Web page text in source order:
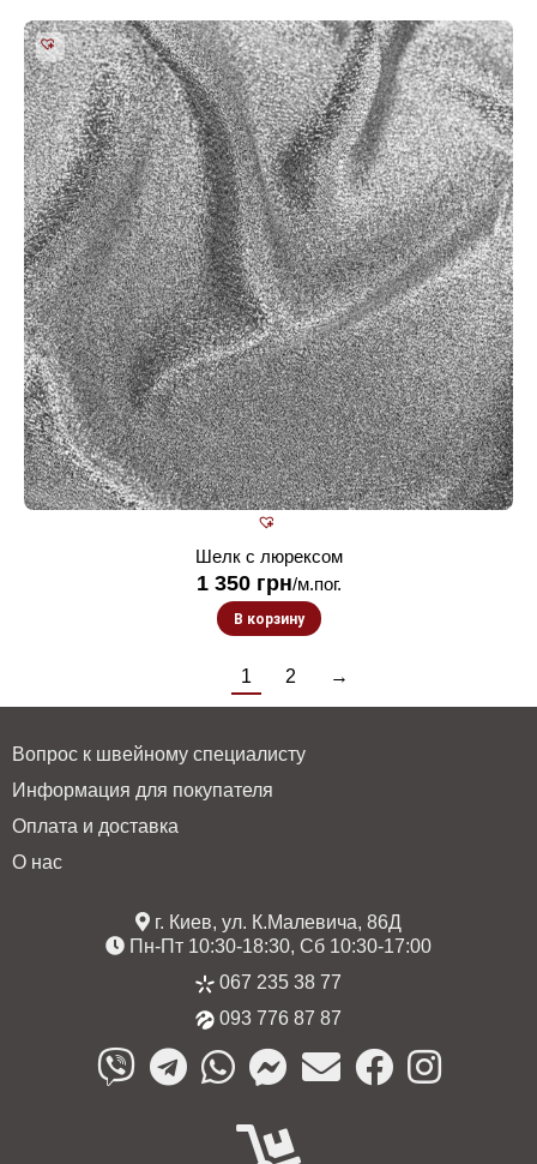
Шелк с люрексом
1 350 грн/м.пог.
В корзину
1 2 →
Вопрос к швейному специалисту
Информация для покупателя
Оплата и доставка
О нас
г. Киев, ул. К.Малевича, 86Д
Пн-Пт 10:30-18:30, Сб 10:30-17:00
067 235 38 77
093 776 87 87